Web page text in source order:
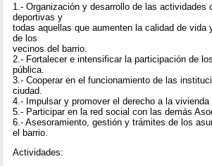
1.- Organización y desarrollo de las actividades
deportivas y
todas aquellas que aumenten la calidad de vida
de los
vecinos del barrio.
2.- Fortalecer e intensificar la participación de
pública.
3.- Cooperar en el funcionamiento de las
ciudad.
4.- Impulsar y promover el derecho a la vivienda
5.- Participar en la red social con las demás
6.- Asesoramiento, gestión y trámites de los
el barrio.
Actividades: